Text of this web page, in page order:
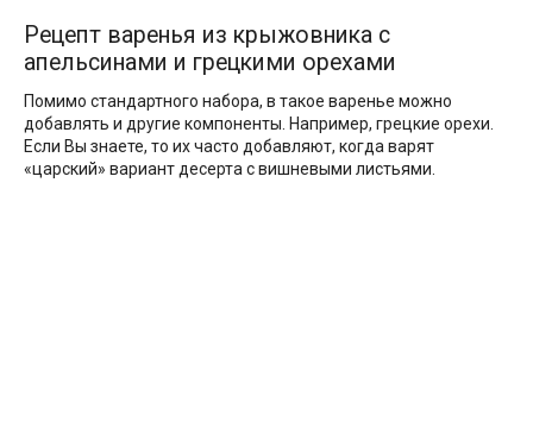
Рецепт варенья из крыжовника с
апельсинами и грецкими орехами
Помимо стандартного набора, в такое варенье можно
добавлять и другие компоненты. Например, грецкие орехи.
Если Вы знаете, то их часто добавляют, когда варят
«царский» вариант десерта с вишневыми листьями.